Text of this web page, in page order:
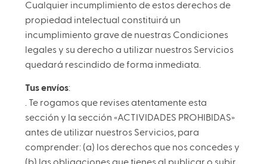
Cualquier incumplimiento de estos derechos de
propiedad intelectual constituirá un
incumplimiento grave de nuestras Condiciones
legales y su derecho a utilizar nuestros Servicios
quedará rescindido de forma inmediata.
Tus envíos:
. Te rogamos que revises atentamente esta
sección y la sección «ACTIVIDADES PROHIBIDAS»
antes de utilizar nuestros Servicios, para
comprender: (a) los derechos que nos concedes y